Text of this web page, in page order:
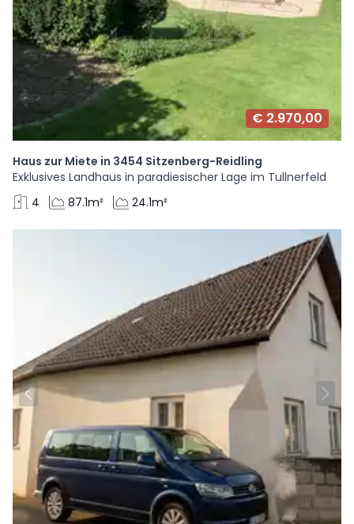
€ 2.970,00
Haus zur Miete in 3454 Sitzenberg-Reidling
Exklusives Landhaus in paradiesischer Lage im Tullnerfeld
4
87.1m² 24.1m²